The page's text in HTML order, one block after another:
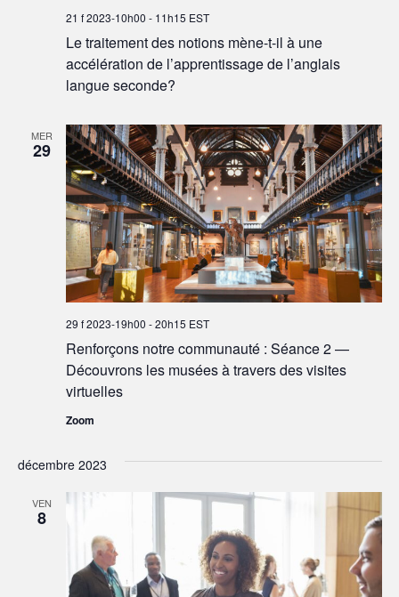
Le traitement des notions mène-t-il à une
accélération de l’apprentissage de l’anglais
langue seconde?
21 f 2023-10h00 - 11h15 EST
MER
29
Renforçons notre communauté : Séance 2 —
Découvrons les musées à travers des visites
virtuelles
29 f 2023-19h00 -20h15 EST
Zoom
décembre 2023
VEN
8